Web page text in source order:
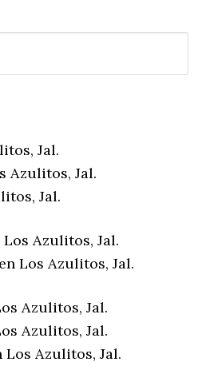
Jal.
Azulitos, Jal.
Jal.
Azulitos, Jal.
Los Azulitos, Jal.
Azulitos, Jal.
Azulitos, Jal.
Los Azulitos, Jal.